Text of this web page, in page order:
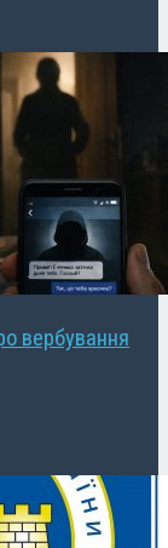
вербування